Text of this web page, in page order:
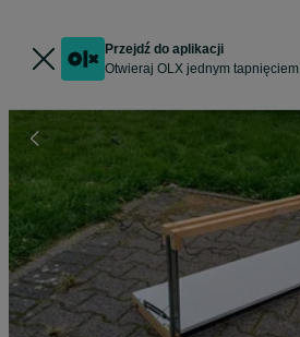
Przejdź do aplikacji
Otwieraj OLX jednym tapnięciem